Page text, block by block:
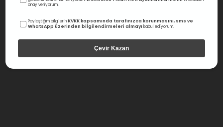
onay veriyorum.
Paylaştığım bilgilerinKVKK kapsamında tarafınızca korunmasını, sms ve
WhatsApp üzerinden bilgilendirmeleri almayı kabul ediyorum.
Çevir Kazan